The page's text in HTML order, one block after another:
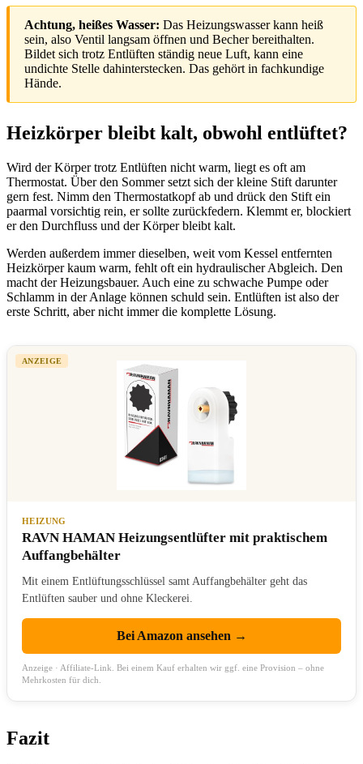
Achtung, heißes Wasser: Das Heizungswasser kann heiß
sein, also Ventil langsam öffnen und Becher bereithalten.
Bildet sich trotz Entlüften ständig neue Luft, kann eine
undichte Stelle dahinterstecken. Das gehört in fachkundige
Hände.
Heizkörper bleibt kalt, obwohl entlüftet?
Wird der Körper trotz Entlüften nicht warm, liegt es oft am
Thermostat. Über den Sommer setzt sich der kleine Stift darunter
gern fest. Nimm den Thermostatkopf ab und drück den Stift ein
paarmal vorsichtig rein, er sollte zurückfedern. Klemmt er, blockiert
er den Durchfluss und der Körper bleibt kalt.
Werden außerdem immer dieselben, weit vom Kessel entfernten
Heizkörper kaum warm, fehlt oft ein hydraulischer Abgleich. Den
macht der Heizungsbauer. Auch eine zu schwache Pumpe oder
Schlamm in der Anlage können schuld sein. Entlüften ist also der
erste Schritt, aber nicht immer die komplette Lösung.
ANZEIGE
HEIZUNG
RAVN HAMAN Heizungsentlüfter mit praktischem
Auffangbehälter
Mit einem Entlüftungsschlüssel samt Auffangbehälter geht das
Entlüften sauber und ohne Kleckerei.
Bei Amazon ansehen →
Anzeige · Affiliate-Link. Bei einem Kauf erhalten wir ggf. eine Provision – ohne
Mehrkosten für dich.
Fazit